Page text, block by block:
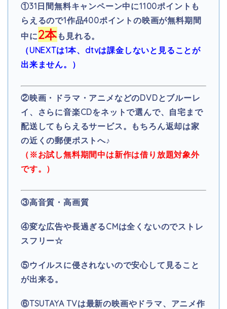
①31日間無料キャンペーン中に1100ポイントも
らえるので1作品400ポイントの映画が無料期間
中に2本も見れる。
（UNEXTは1本、dtvは課金しないと見ることが
出来ません。）
②映画・ドラマ・アニメなどのDVDとブルーレ
イ、さらに音楽CDをネットで選んで、自宅まで
配送してもらえるサービス。もちろん返却は家
の近くの郵便ポストへ♪
（※お試し無料期間中は新作は借り放題対象外
です。）
③高音質・高画質
④変な広告や長過ぎるCMは全くないのでストレ
スフリー☆
⑤ウイルスに侵されないので安心して見ること
が出来る。
⑥TSUTAYA TVは最新の映画やドラマ、アニメ作